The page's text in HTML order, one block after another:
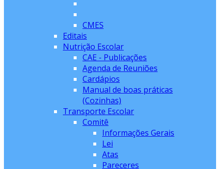
CMES
Editais
Nutrição Escolar
CAE - Publicações
Agenda de Reuniões
Cardápios
Manual de boas práticas
(Cozinhas)
Transporte Escolar
Comitê
Informações Gerais
Lei
Atas
Pareceres